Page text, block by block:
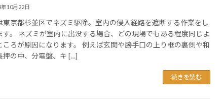
年10月22日
東京都杉並区でネズミ駆除。室内の侵入経路を遮断する作業をし
す。 ネズミが室内に出没する場合、どの現場でもある程度同じよ
ころが原因になります。 例えば玄関や勝手口の上り框の裏側や和
押の中、分電盤、キ […]
続きを読む